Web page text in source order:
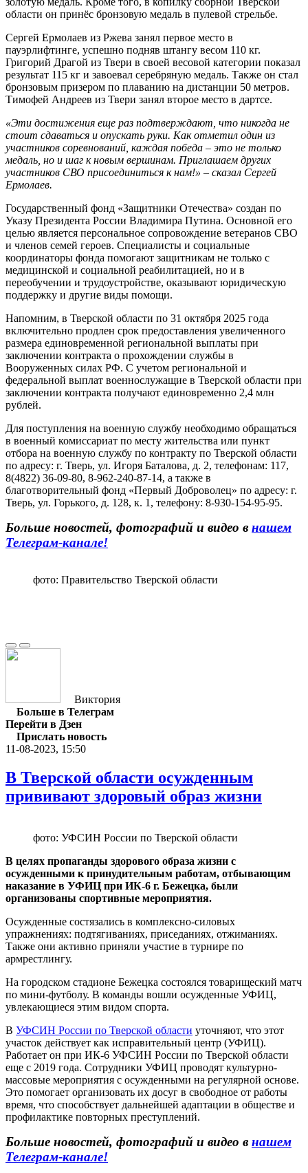
области он принёс бронзовую медаль в пулевой стрельбе.
Сергей Ермолаев из Ржева занял первое место в
пауэрлифтинге, успешно подняв штангу весом 110 кг.
Григорий Драгой из Твери в своей весовой категории показал
результат 115 кг и завоевал серебряную медаль. Также он стал
бронзовым призером по плаванию на дистанции 50 метров.
Тимофей Андреев из Твери занял второе место в дартсе.
«Эти достижения еще раз подтверждают, что никогда не
стоит сдаваться и опускать руки. Как отметил один из
участников соревнований, каждая победа – это не только
медаль, но и шаг к новым вершинам. Приглашаем других
участников СВО присоединиться к нам!» – сказал Сергей
Ермолаев.
Государственный фонд «Защитники Отечества» создан по
Указу Президента России Владимира Путина. Основной его
целью является персональное сопровождение ветеранов СВО
и членов семей героев. Специалисты и социальные
координаторы фонда помогают защитникам не только с
медицинской и социальной реабилитацией, но и в
переобучении и трудоустройстве, оказывают юридическую
поддержку и другие виды помощи.
Напомним, в Тверской области по 31 октября 2025 года
включительно продлен срок предоставления увеличенного
размера единовременной региональной выплаты при
заключении контракта о прохождении службы в
Вооруженных силах РФ. С учетом региональной и
федеральной выплат военнослужащие в Тверской области при
заключении контракта получают единовременно 2,4 млн
рублей.
Для поступления на военную службу необходимо обращаться
в военный комиссариат по месту жительства или пункт
отбора на военную службу по контракту по Тверской области
по адресу: г. Тверь, ул. Игоря Баталова, д. 2, телефонам: 117,
8(4822) 36-09-80, 8-962-240-87-14, а также в
благотворительный фонд «Первый Доброволец» по адресу: г.
Тверь, ул. Горького, д. 128, к. 1, телефону: 8-930-154-95-95.
Больше новостей, фотографий и видео в нашем
Телеграм-канале!
фото: Правительство Тверской области
Виктория
Больше в Телеграм
Перейти в Дзен
Прислать новость
11-08-2023, 15:50
В Тверской области осужденным
прививают здоровый образ жизни
фото: УФСИН России по Тверской области
В целях пропаганды здорового образа жизни с
осужденными к принудительным работам, отбывающим
наказание в УФИЦ при ИК-6 г. Бежецка, были
организованы спортивные мероприятия.
Осужденные состязались в комплексно-силовых
упражнениях: подтягиваниях, приседаниях, отжиманиях.
Также они активно приняли участие в турнире по
армрестлингу.
На городском стадионе Бежецка состоялся товарищеский матч
по мини-футболу. В команды вошли осужденные УФИЦ,
увлекающиеся этим видом спорта.
В УФСИН России по Тверской области уточняют, что этот
участок действует как исправительный центр (УФИЦ).
Работает он при ИК-6 УФСИН России по Тверской области
еще c 2019 года. Сотрудники УФИЦ проводят культурно-
массовые мероприятия с осужденными на регулярной основе.
Это помогает организовать их досуг в свободное от работы
время, что способствует дальнейшей адаптации в обществе и
профилактике повторных преступлений.
Больше новостей, фотографий и видео в нашем
Телеграм-канале!